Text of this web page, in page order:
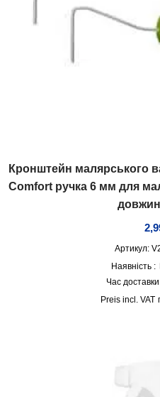
Кронштейн малярського
Comfort ручка 6 мм для
Артикул:
Наявність :
Час
incl. VAT